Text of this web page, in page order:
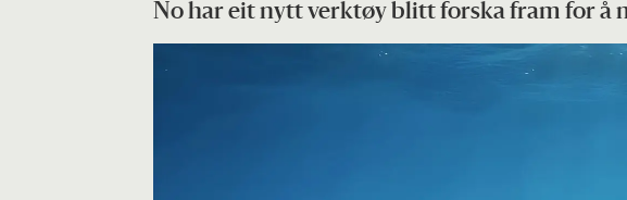
No har eit nytt verktøy blitt forska fram for å